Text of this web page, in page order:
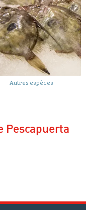
Autres espèces
Pescapuerta